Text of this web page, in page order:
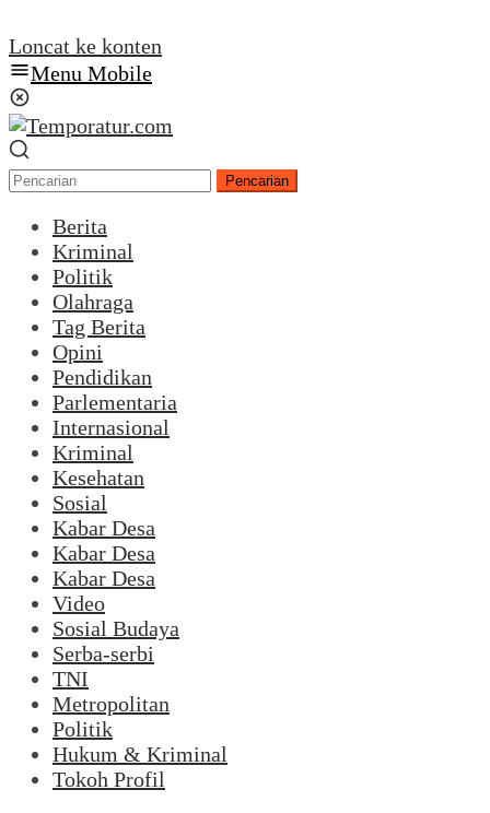
Loncat ke konten
Menu Mobile
Pencarian
Berita
Kriminal
Politik
Olahraga
Tag Berita
Opini
Pendidikan
Parlementaria
Internasional
Kriminal
Kesehatan
Sosial
Kabar Desa
Kabar Desa
Kabar Desa
Video
Sosial Budaya
Serba-serbi
TNI
Metropolitan
Politik
Hukum & Kriminal
Tokoh Profil